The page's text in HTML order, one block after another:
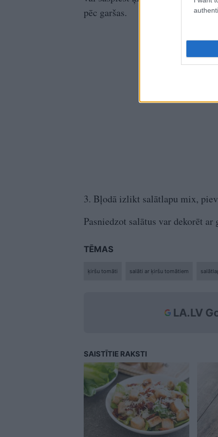
pēc garšas.
3. Bļodā izlikt salātlapu mix,
Pasniedzot salātus var dekorēt
TĒMAS
ķiršu tomāti salāti ar ķiršu tomātiem
LA.LV
SAISTĪTIE RAKSTI